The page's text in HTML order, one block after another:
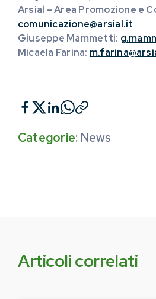
Arsial – Area Promozione e
comunicazione@arsial.it
Giuseppe Mammetti:
Micaela Farina:
Categorie: News
Articoli correlati